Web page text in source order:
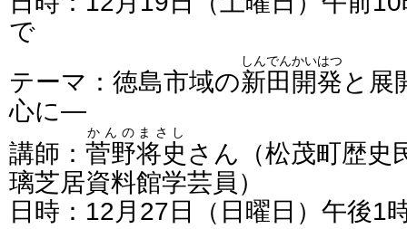
で
テーマ：徳島市域の新田開発
しんでんかいはつ
と展
心に―
講師： 菅野将史
かんのまさし
さん（松茂町歴史
璃芝居資料館学芸員）
日時：12月27日（日曜日）午後1